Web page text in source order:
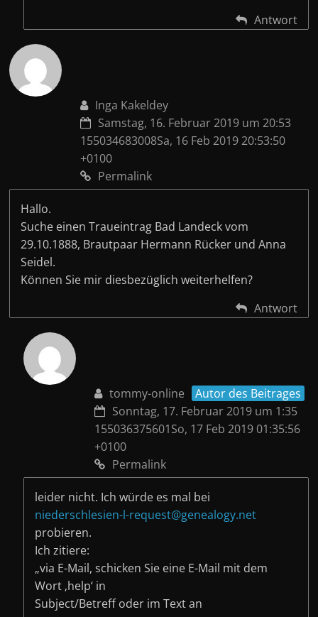
Antwort
Inga Kakeldey
Samstag, 16. Februar 2019 um 20:53
155034683008Sa, 16 Feb 2019 20:53:50
+0100
Permalink
Hallo.
Suche einen Traueintrag Bad Landeck vom
29.10.1888, Brautpaar Hermann Rücker und Anna
Seidel.
Können Sie mir diesbezüglich weiterhelfen?
Antwort
tommy-online
Autor des Beitrages
Sonntag, 17. Februar 2019 um 1:35
155036375601So, 17 Feb 2019 01:35:56
+0100
Permalink
leider nicht. Ich würde es mal bei
niederschlesien-l-request@genealogy.net
probieren.
Ich zitiere:
„via E-Mail, schicken Sie eine E-Mail mit dem
Wort ‚help‘ in
Subject/Betreff oder im Text an